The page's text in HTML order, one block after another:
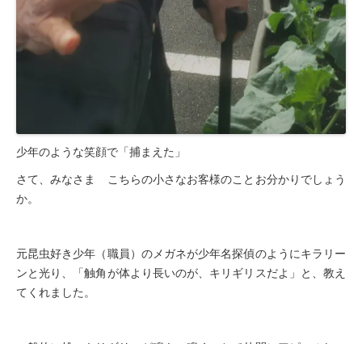
少年のような笑顔で「捕まえた」
さて、みなさま こちらの小さなお客様のことお分かりでしょう
か。
元昆虫好き少年（職員）のメガネが少年名探偵のようにキラリー
ンと光り、「触角が体より長いのが、キリギリスだよ」と、教え
てくれました。